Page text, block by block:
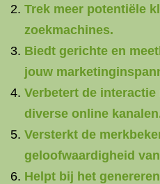
Trek meer potentiële
zoekmachines.
Biedt gerichte en
jouw
Verbetert de
diverse online
Versterkt de
geloofwaardigheid
Helpt bij het